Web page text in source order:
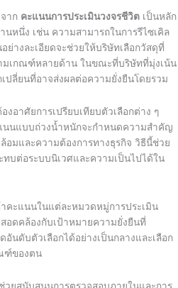
าก คะแนนการประเมินวงจรชีวิต เป็นหลัก
หนึ่ง เช่น ความสามารถในการรีไซเคิล
ย่างละเอียดจะช่วยให้บริษัทเลือกวัสดุที่
มเกณฑ์หลายด้าน ในขณะที่บริษัทที่มุ่งเน้น
ปลี่ยนที่อาจส่งผลต่อความยั่งยืนโดยรวม
งอาศัยการเปรียบเทียบตัวเลือกต่าง ๆ
นนแบบถ่วงน้ำหนักจะกำหนดความสำคัญ
มและความต้องการทางธุรกิจ วิธีนี้ช่วย
บต่อระบบนิเวศและความเป็นไปได้ใน
คะแนนในแต่ละหมวดหมู่การประเมิน
อดคล้องกับเป้าหมายความยั่งยืนที่
นดับตัวเลือกได้อย่างเป็นกลางและเลือก
ฑ์ของตน
ยสนับสนุนการตรวจสอบภายในและการ